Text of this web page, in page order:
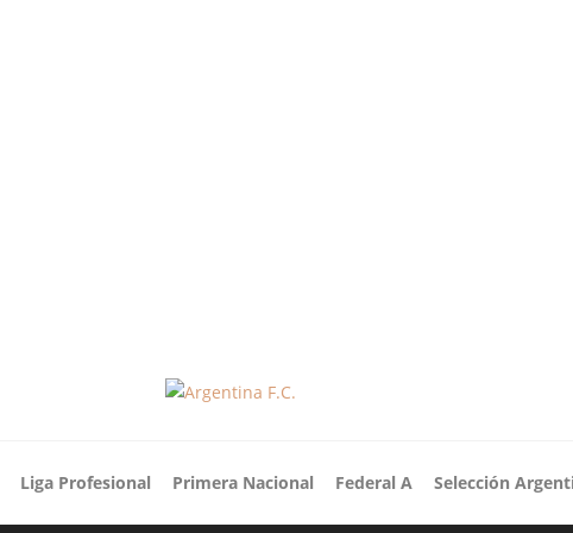
Liga Profesional Primera Nacional Federal A Selección